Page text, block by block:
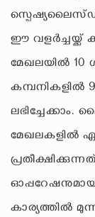
സ്പെഷ്യലൈസ്ഡ്
ഈ
മേഖലയിൽ
കമ്പനികളിൽ
മേഖലകളിൽ
കാര്യത്തിൽ